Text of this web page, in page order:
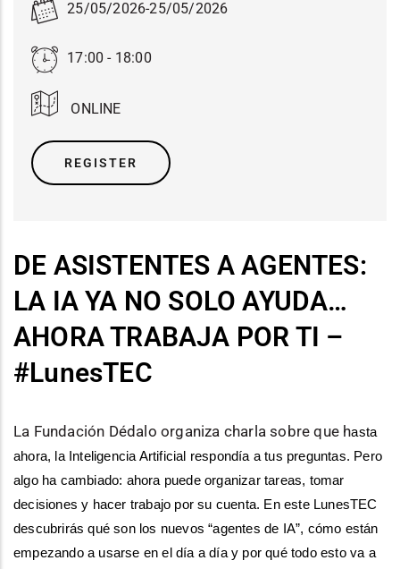
25/05/2026-25/05/2026
17:00 - 18:00
ONLINE
REGISTER
DE ASISTENTES A AGENTES:
LA IA YA NO SOLO AYUDA…
AHORA TRABAJA POR TI –
#LunesTEC
La Fundación Dédalo organiza charla sobre que hasta
ahora, la Inteligencia Artificial respondía a tus preguntas. Pero
algo ha cambiado: ahora puede organizar tareas, tomar
decisiones y hacer trabajo por su cuenta. En este LunesTEC
descubrirás qué son los nuevos “agentes de IA”, cómo están
empezando a usarse en el día a día y por qué todo esto va a